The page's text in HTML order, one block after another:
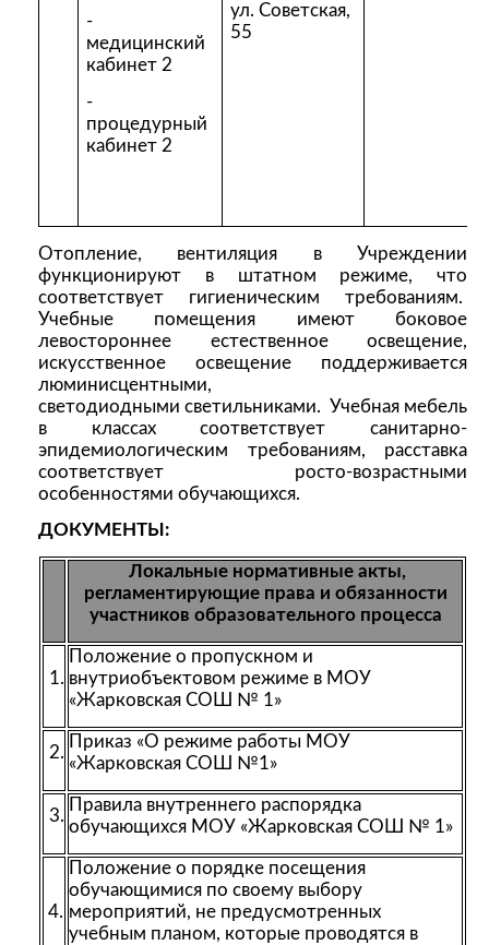
-
медицинский
кабинет 2
-
процедурный
кабинет 2
ул. Советская,
55
Отопление, вентиляция в Учреждении
функционируют в штатном режиме, что
соответствует гигиеническим требованиям.
Учебные помещения имеют боковое
левостороннее естественное освещение,
искусственное освещение поддерживается
люминисцентными,
светодиодными светильниками. Учебная мебель
в классах соответствует санитарно-
эпидемиологическим требованиям, расставка
соответствует росто-возрастными
особенностями обучающихся.
ДОКУМЕНТЫ:
Локальные нормативные акты,
регламентирующие права и обязанности
участников образовательного процесса
1.
Положение о пропускном и
внутриобъектовом режиме в МОУ
«Жарковская СОШ № 1»
2.
Приказ «О режиме работы МОУ
«Жарковская СОШ №1»
3.
Правила внутреннего распорядка
обучающихся МОУ «Жарковская СОШ № 1»
4.
Положение о порядке посещения
обучающимися по своему выбору
мероприятий, не предусмотренных
учебным планом, которые проводятся в